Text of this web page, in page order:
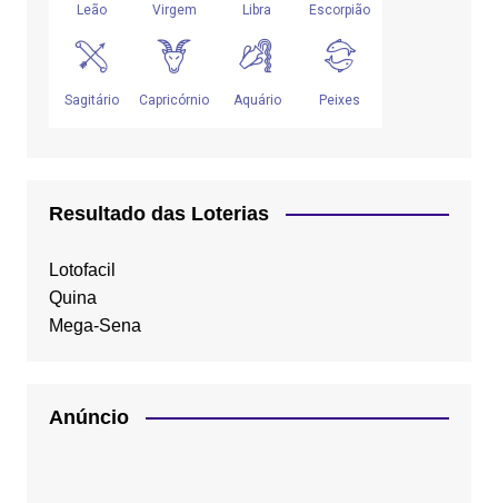
Resultado das Loterias
Lotofacil
Quina
Mega-Sena
Anúncio